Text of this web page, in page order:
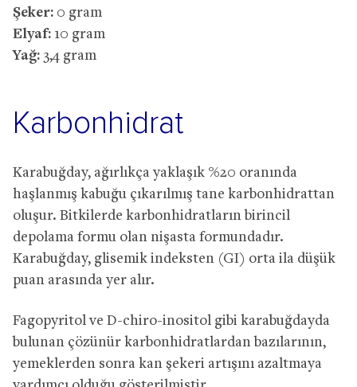
Şeker: 0 gram
Elyaf: 10 gram
Yağ: 3,4 gram
Karbonhidrat
Karabuğday, ağırlıkça yaklaşık %20 oranında
haşlanmış kabuğu çıkarılmış tane karbonhidrattan
oluşur. Bitkilerde karbonhidratların birincil
depolama formu olan nişasta formundadır.
Karabuğday, glisemik indeksten (GI) orta ila düşük
puan arasında yer alır.
Fagopyritol ve D-chiro-inositol gibi karabuğdayda
bulunan çözünür karbonhidratlardan bazılarının,
yemeklerden sonra kan şekeri artışını azaltmaya